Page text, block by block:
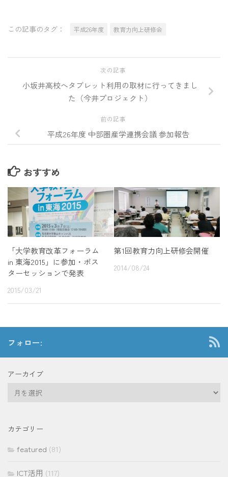
この記事のタグ： 平成26年度 教育力向上研修会
次の記事
小坂井高校へタブレット利用の取材に行ってきまし
た（今井プロジェクト）
前の記事
平成26年度 中部圏産学連携会議 参加報告
おすすめ
「大学教育改革フォーラム
in 東海2015」に参加・ポス
ターセッションで発表
2015/03/21
第1回教育力向上研修会開催
2014/08/24
フォロー:
アーカイブ
イ
カテゴリー
featured (81)
ICT活用 (117)